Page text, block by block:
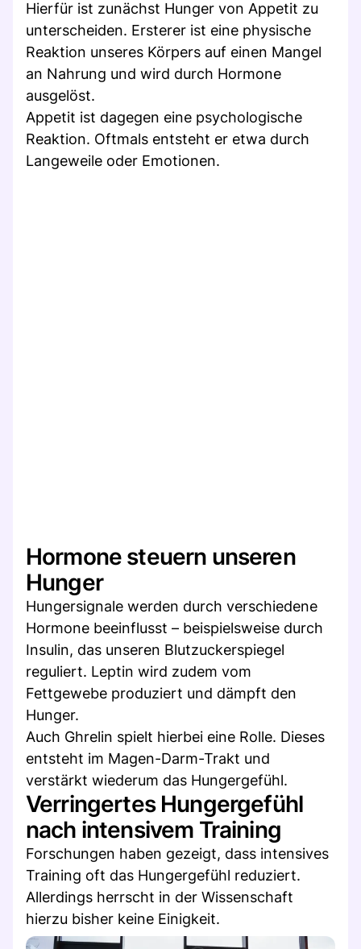
Hierfür ist zunächst Hunger von Appetit zu
unterscheiden. Ersterer ist eine physische
Reaktion unseres Körpers auf einen Mangel
an Nahrung und wird durch Hormone
ausgelöst.
Appetit ist dagegen eine psychologische
Reaktion. Oftmals entsteht er etwa durch
Langeweile oder Emotionen.
Hormone steuern unseren
Hunger
Hungersignale werden durch verschiedene
Hormone beeinflusst – beispielsweise durch
Insulin, das unseren Blutzuckerspiegel
reguliert. Leptin wird zudem vom
Fettgewebe produziert und dämpft den
Hunger.
Auch Ghrelin spielt hierbei eine Rolle. Dieses
entsteht im Magen-Darm-Trakt und
verstärkt wiederum das Hungergefühl.
Verringertes Hungergefühl
nach intensivem Training
Forschungen haben gezeigt, dass intensives
Training oft das Hungergefühl reduziert.
Allerdings herrscht in der Wissenschaft
hierzu bisher keine Einigkeit.